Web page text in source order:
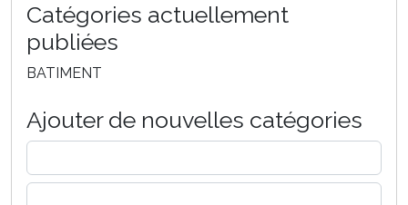
Catégories actuellement
publiées
BATIMENT
Ajouter de nouvelles catégories